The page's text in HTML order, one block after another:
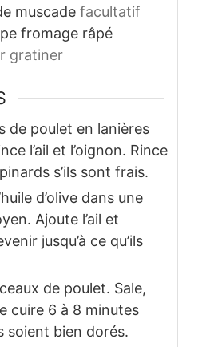
muscade facultatif
fromage râpé
gratiner
de poulet en lanières
l’ail et l’oignon. Rince
s’ils sont frais.
d’olive dans une
Ajoute l’ail et
jusqu’à ce qu’ils
de poulet. Sale,
cuire 6 à 8 minutes
soient bien dorés.